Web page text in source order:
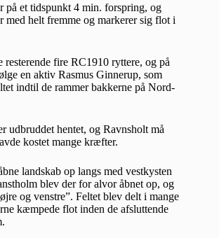
på et tidspunkt 4 min. forspring, og
med helt fremme og markerer sig flot i
resterende fire RC1910 ryttere, og på
en aktiv Rasmus Ginnerup, som
indtil de rammer bakkerne på Nord-
udbruddet hentet, og Ravnsholt må
kostet mange kræfter.
landskab op langs med vestkysten
blev der for alvor åbnet op, og
og venstre”. Feltet blev delt i mange
kæmpede flot inden de afsluttende